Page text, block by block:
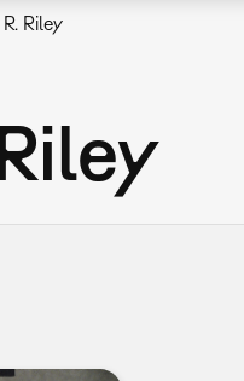
Riley